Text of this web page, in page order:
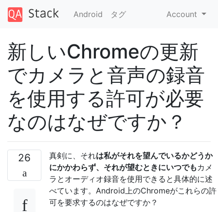
Android タグ Account
新しいChromeの更新
でカメラと音声の録音
を使用する許可が必要
なのはなぜですか？
26 真剣に、それは私がそれを望んでいるかどうか
にかかわらず、それが望むときにいつでも カメ
ラとオーディオ録音を使用できると具体的に述
べています。Android上のChromeがこれらの許
可を要求するのはなぜですか？